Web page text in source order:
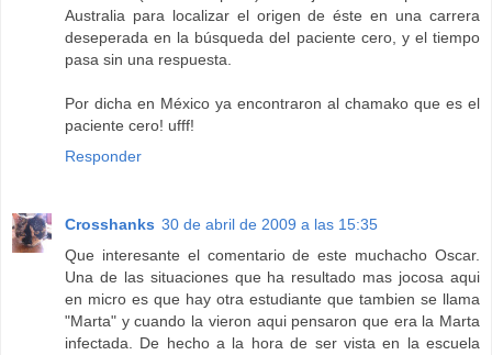
Australia para localizar el origen de éste en una carrera
deseperada en la búsqueda del paciente cero, y el tiempo
pasa sin una respuesta.
Por dicha en México ya encontraron al chamako que es el
paciente cero! ufff!
Responder
Crosshanks 30 de abril de 2009 a las 15:35
Que interesante el comentario de este muchacho Oscar.
Una de las situaciones que ha resultado mas jocosa aqui
en micro es que hay otra estudiante que tambien se llama
"Marta" y cuando la vieron aqui pensaron que era la Marta
infectada. De hecho a la hora de ser vista en la escuela